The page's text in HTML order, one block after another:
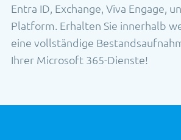
Entra ID, Exchange, Viva Engage,
Platform. Erhalten Sie innerhalb
eine vollständige
Ihrer Microsoft 365-Dienste!